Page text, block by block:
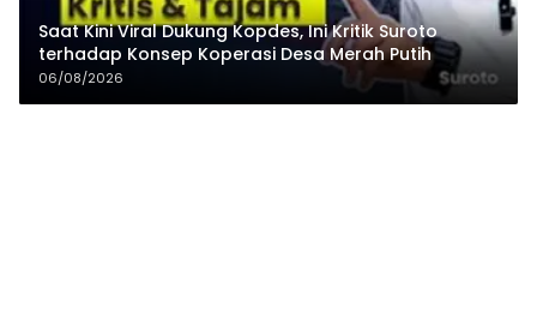
Saat Kini Viral Dukung Kopdes, Ini Kritik Suroto
terhadap Konsep Koperasi Desa Merah Putih
06/08/2026